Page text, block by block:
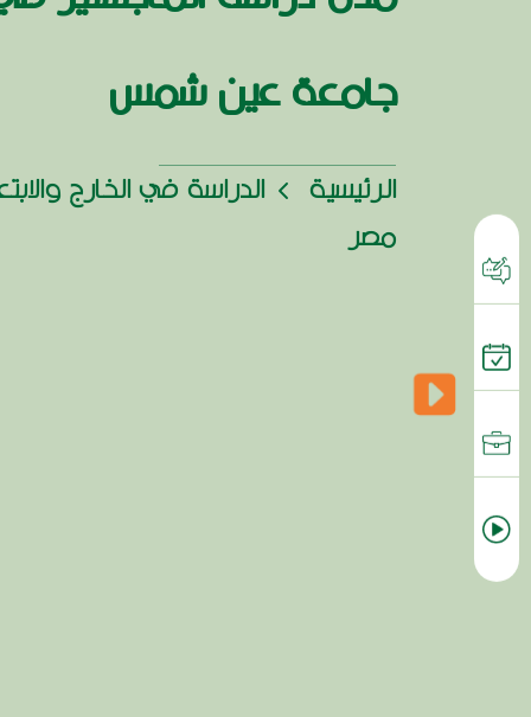
جامعة عين شمس
الرئيسية الدراسة في الخارج
مصر